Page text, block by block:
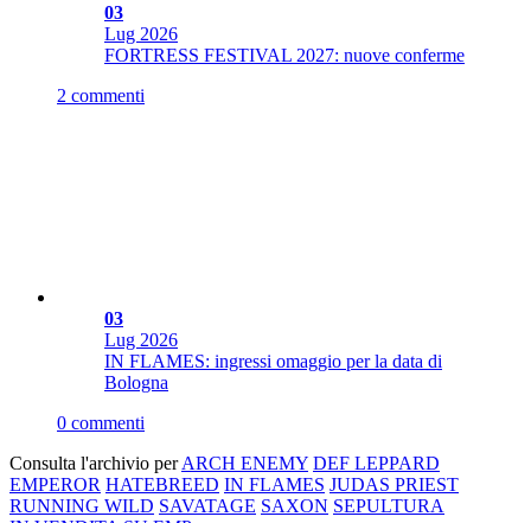
03
Lug 2026
FORTRESS FESTIVAL 2027: nuove conferme
2 commenti
03
Lug 2026
IN FLAMES: ingressi omaggio per la data di
Bologna
0 commenti
Consulta l'archivio per ARCH ENEMY DEF LEPPARD
EMPEROR HATEBREED IN FLAMES JUDAS PRIEST
RUNNING WILD SAVATAGE SAXON SEPULTURA